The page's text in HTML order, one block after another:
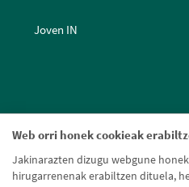
Web orri honek cookieak
Jakinarazten dizugu webgune
hirugarrenenak erabiltzen dituela,
Joven IN